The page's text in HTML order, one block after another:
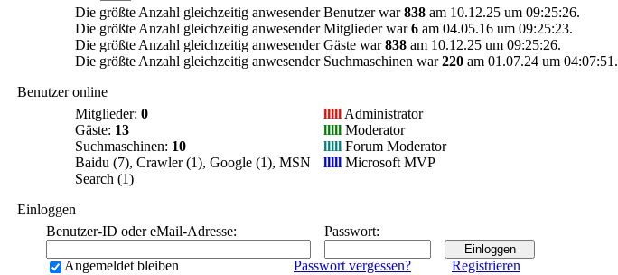
Die größte Anzahl gleichzeitig anwesender Benutzer war838 am 10.12.25 um 09:25:26.
Die größte Anzahl gleichzeitig anwesender Mitglieder war6 am 04.05.16 um 09:25:23.
Die größte Anzahl gleichzeitig anwesender Gäste war838 am 10.12.25 um 09:25:26.
Die größte Anzahl gleichzeitig anwesender Suchmaschinen war220 am 01.07.24 um 04:07:51.
Benutzer online
Mitglieder: 0
Gäste: 13
Suchmaschinen: 10
Baidu (7), Crawler (1), Google (1), MSN
Search (1)
lllllAdministrator
lllllModerator
lllllForum Moderator
lllllMicrosoft MVP
Einloggen
Benutzer-ID oder eMail-Adresse: Passwort:
Angemeldet bleiben Registrieren
Passwort vergessen?